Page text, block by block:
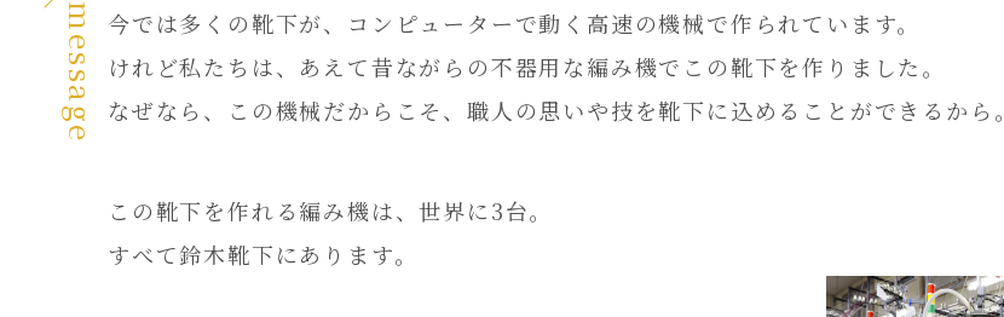
message
今では多くの靴下が、コンピューターで動く高速の機械で作られています。
けれど私たちは、あえて昔ながらの不器用な編み機でこの靴下を作りました。
なぜなら、この機械だからこそ、職人の思いや技を靴下に込めることができるから。
この靴下を作れる編み機は、世界に3台。
すべて鈴木靴下にあります。